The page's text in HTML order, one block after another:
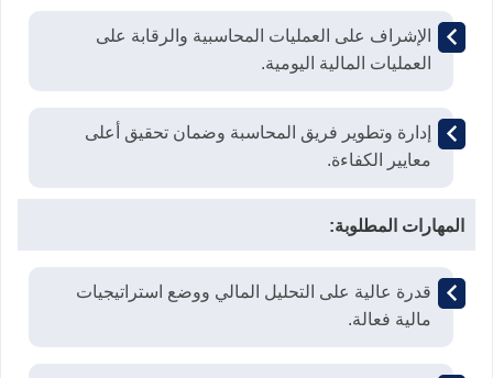
الإشراف على العمليات المحاسبية والرقابة على
العمليات المالية اليومية.
إدارة وتطوير فريق المحاسبة وضمان تحقيق أعلى
معايير الكفاءة.
المهارات المطلوبة:
قدرة عالية على التحليل المالي ووضع استراتيجيات
مالية فعالة.